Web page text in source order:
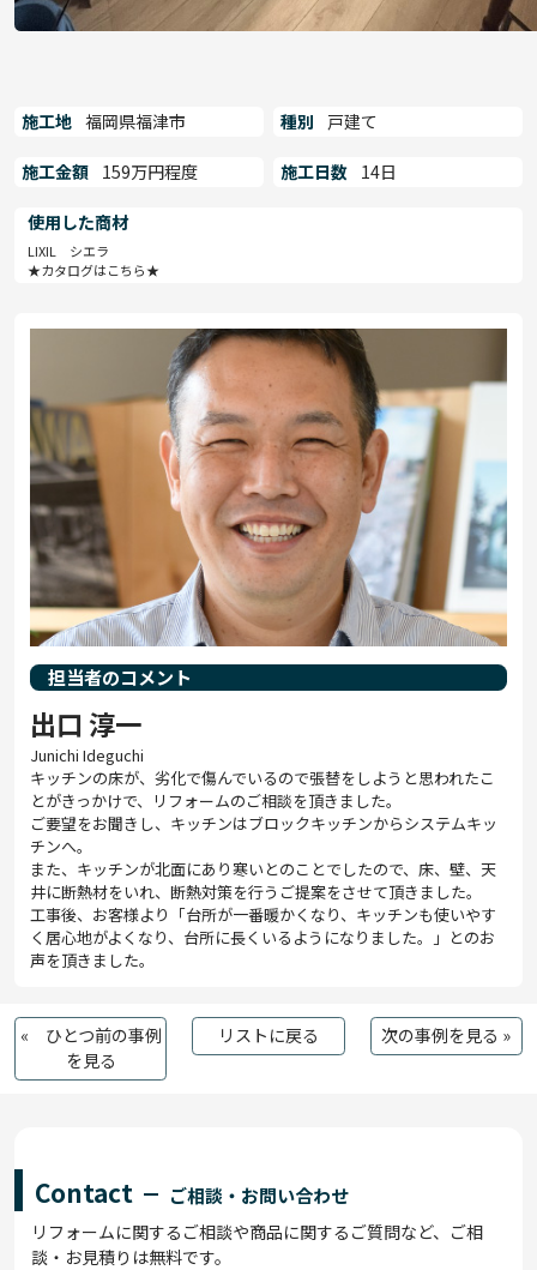
施工地 福岡県福津市 種別 戸建て
施工金額 159万円程度 施工日数 14日
使用した商材
LIXIL シエラ
★カタログはこちら★
担当者のコメント
出口 淳一
Junichi Ideguchi
キッチンの床が、劣化で傷んでいるので張替をしようと思われたこ
とがきっかけで、リフォームのご相談を頂きました。
ご要望をお聞きし、キッチンはブロックキッチンからシステムキッ
チンへ。
また、キッチンが北面にあり寒いとのことでしたので、床、壁、天
井に断熱材をいれ、断熱対策を行うご提案をさせて頂きました。
工事後、お客様より「台所が一番暖かくなり、キッチンも使いやす
く居心地がよくなり、台所に長くいるようになりました。」とのお
声を頂きました。
« ひとつ前の事例
を見る
リストに戻る 次の事例を見る »
Contact ご相談・お問い合わせ
リフォームに関するご相談や商品に関するご質問など、ご相
談・お見積りは無料です。